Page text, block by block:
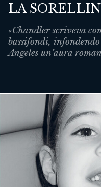
LA
«Chandler scriveva
bassifondi,
Angeles un’aura